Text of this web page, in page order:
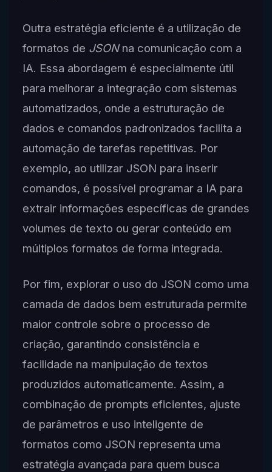
Outra estratégia eficiente é a utilização de
formatos de JSONna comunicação com a
IA. Essa abordagem é especialmente útil
para melhorar a integração com sistemas
automatizados, onde a estruturação de
dados e comandos padronizados facilita a
automação de tarefas repetitivas. Por
exemplo, ao utilizar JSON para inserir
comandos, é possível programar a IA para
extrair informações específicas de grandes
volumes de texto ou gerar conteúdo em
múltiplos formatos de forma integrada.
Por fim, explorar o uso do JSON como uma
camada de dados bem estruturada permite
maior controle sobre o processo de
criação, garantindo consistência e
facilidade na manipulação de textos
produzidos automaticamente. Assim, a
combinação de prompts eficientes, ajuste
de parâmetros e uso inteligente de
formatos como JSON representa uma
estratégia avançada para quem busca